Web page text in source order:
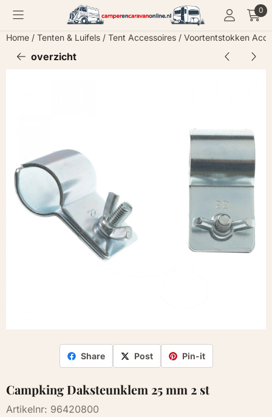
Cookievoorkeuren zijn momenteel gesloten. 0
Home / Tenten & Luifels / Tent Accessoires / Voortentstokken
overzicht
Share Post Pin-it
Campking Daksteunklem 25 mm 2 st
Artikelnr: 96420800